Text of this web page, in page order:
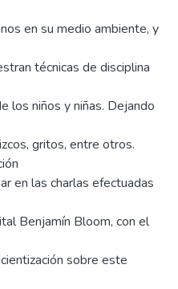
en su medio ambiente, y
técnicas de disciplina
los niños y niñas. Dejando
gritos, entre otros.
en las charlas efectuadas
Benjamín Bloom, con el
sobre este